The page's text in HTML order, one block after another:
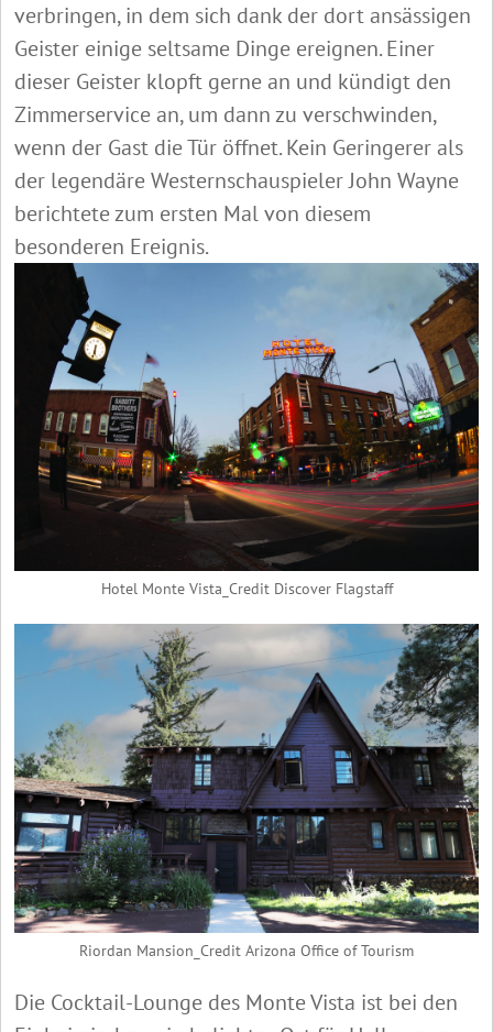
verbringen, in dem sich dank der dort ansässigen
Geister einige seltsame Dinge ereignen. Einer
dieser Geister klopft gerne an und kündigt den
Zimmerservice an, um dann zu verschwinden,
wenn der Gast die Tür öffnet. Kein Geringerer als
der legendäre Westernschauspieler John Wayne
berichtete zum ersten Mal von diesem
besonderen Ereignis.
Hotel Monte Vista_Credit Discover Flagstaff
Riordan Mansion_Credit Arizona Office of Tourism
Die Cocktail-Lounge des Monte Vista ist bei den